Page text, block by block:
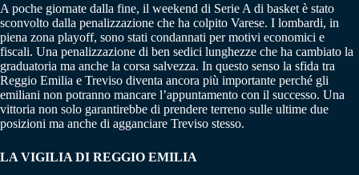
A poche giornate dalla fine, il weekend di Serie A di basket è stato
sconvolto dalla penalizzazione che ha colpito Varese. I lombardi, in
piena zona playoff, sono stati condannati per motivi economici e
fiscali. Una penalizzazione di ben sedici lunghezze che ha cambiato la
graduatoria ma anche la corsa salvezza. In questo senso la sfida tra
Reggio Emilia e Treviso diventa ancora più importante perché gli
emiliani non potranno mancare l’appuntamento con il successo. Una
vittoria non solo garantirebbe di prendere terreno sulle ultime due
posizioni ma anche di agganciare Treviso stesso.
LA VIGILIA DI REGGIO EMILIA